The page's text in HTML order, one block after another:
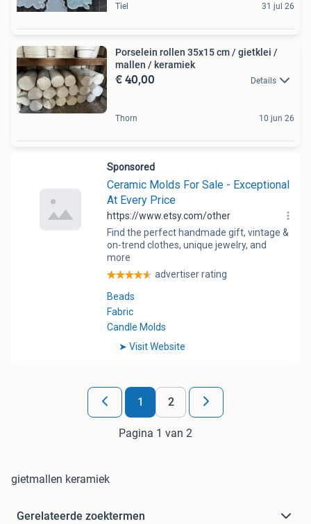
Tiel 31 jul 26
Porselein rollen 35x15 cm / gietklei /
mallen / keramiek
€ 40,00 Details
Thorn 10 jun 26
1 2
Pagina 1 van 2
gietmallen keramiek
Gerelateerde zoektermen